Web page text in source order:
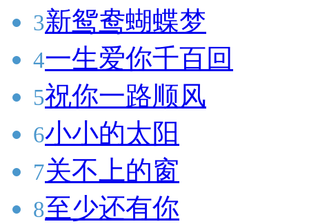
3新鸳鸯蝴蝶梦
4一生爱你千百回
5祝你一路顺风
6小小的太阳
7关不上的窗
8至少还有你